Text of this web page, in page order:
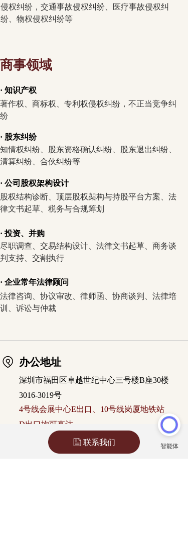
联系我们
侵权纠纷，交通事故侵权纠纷、医疗事故侵权纠
纷、物权侵权纠纷等
商事领域
· 知识产权
股权结构诊断、顶层股权架构与持股平台方案、法
律文书起草、税务与合规筹划
· 公司股权架构设计
· 股东纠纷
· 投资、并购
知情权纠纷、股东资格确认纠纷、股东退出纠纷、
清算纠纷、合伙纠纷等
著作权、商标权、专利权侵权纠纷，不正当竞争纠
纷
尽职调查、交易结构设计、法律文书起草、商务谈
判支持、交割执行
· 企业常年法律顾问
法律咨询、协议审改、律师函、协商谈判、法律培
训、诉讼与仲裁
办公地址
深圳市福田区卓越世纪中心三号楼B座30楼
3016-3019号
4号线会展中心E出口、10号线岗厦地铁站
D出口均可直达
联络方式